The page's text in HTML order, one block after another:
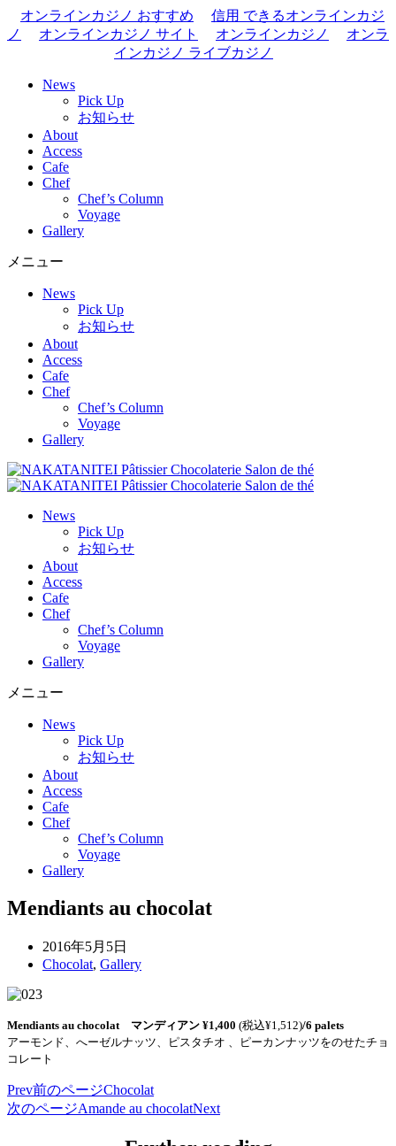
オンラインカジノ おすすめ
信用 できるオンラインカジ
ノ
オンラインカジノ サイト オンラインカジノ
オンラ
インカジノ ライブカジノ
News
Pick Up
お知らせ
About
Access
Cafe
Chef
Chef’s Column
Voyage
Gallery
メニュー
News
Pick Up
お知らせ
About
Access
Cafe
Chef
Chef’s Column
Voyage
Gallery
News
Pick Up
お知らせ
About
Access
Cafe
Chef
Chef’s Column
Voyage
Gallery
メニュー
News
Pick Up
お知らせ
About
Access
Cafe
Chef
Chef’s Column
Voyage
Gallery
Mendiants au chocolat
2016年5月5日
Chocolat, Gallery
Mendiants au chocolat マンディアン ¥1,400 (税込¥1,512)/6 palets
アーモンド、へーゼルナッツ、ピスタチオ 、ピーカンナッツをのせたチョ
コレート
Prev前のページChocolat
次のページAmande au chocolatNext